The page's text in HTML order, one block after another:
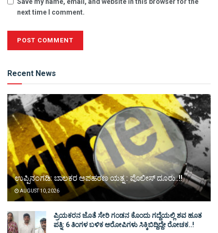
next time I comment.
Recent News
ಉಪ್ಪಿನಂಗಡಿ: ಬಾಲಕರ ಅಪಹರಣ ಯತ್ನ : ಪೊಲೀಸ್ ದೂರು..!!
AUGUST 10, 2026
ಪ್ರಿಯಕರನ ಜೊತೆ ಸೇರಿ ಗಂಡನ ಕೊಂದು ಗದ್ದೆಯಲ್ಲಿ ಶವ ಹೂತ
ಪತ್ನಿ: 6 ತಿಂಗಳ ಬಳಿಕ ಆರೋಪಿಗಳು ಸಿಕ್ಕಿಬಿದ್ದಿದ್ದೇ ರೋಚಕ..!